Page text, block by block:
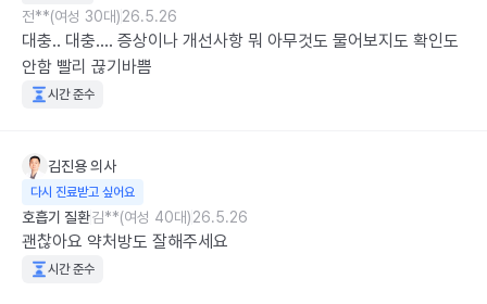
전**(여성 30대)26.5.26
대충.. 대충.... 증상이나 개선사항 뭐 아무것도 물어보지도 확인도
안함 빨리 끊기바쁨
시간 준수
김진용의사
다시 진료받고 싶어요
호흡기 질환김**(여성 40대)26.5.26
괜찮아요 약처방도 잘해주세요
시간 준수